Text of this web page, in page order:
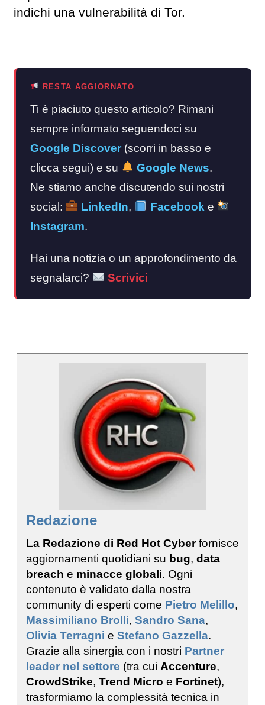
indichi una vulnerabilità di Tor.
RESTA AGGIORNATO
Ti è piaciuto questo articolo? Rimani
sempre informato seguendoci su
Google Discover (scorri in basso e
clicca segui) e su
Google News.
Ne stiamo anche discutendo sui nostri
social:
LinkedIn, Facebook e
Instagram.
Hai una notizia o un approfondimento da
segnalarci?
Scrivici
Redazione
La Redazione di Red Hot Cyberfornisce
aggiornamenti quotidiani su bug, data
breach e minacce globali. Ogni
contenuto è validato dalla nostra
community di esperti come Pietro Melillo,
Massimiliano Brolli, Sandro Sana,
Olivia Terragni e Stefano Gazzella.
Grazie alla sinergia con i nostri Partner
leader nel settore (tra cui Accenture,
CrowdStrike, Trend Micro e Fortinet),
trasformiamo la complessità tecnica in